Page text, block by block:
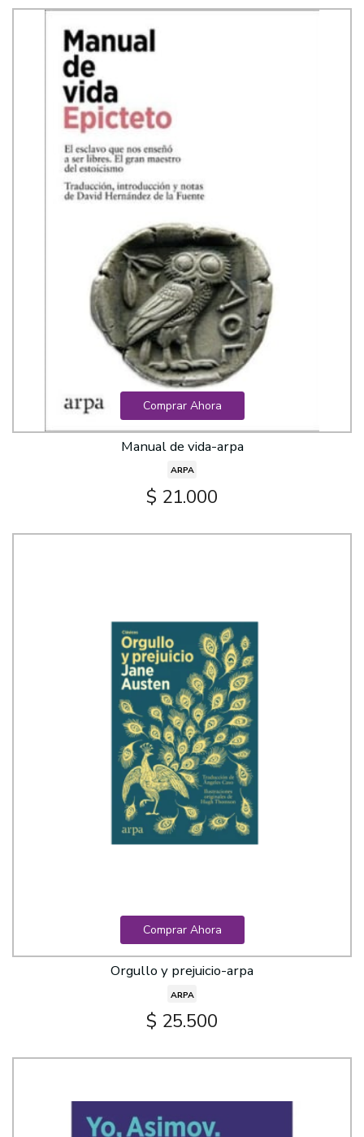
Comprar Ahora
Manual de vida-arpa
ARPA
$ 21.000
Comprar Ahora
Orgullo y prejuicio-arpa
ARPA
$ 25.500